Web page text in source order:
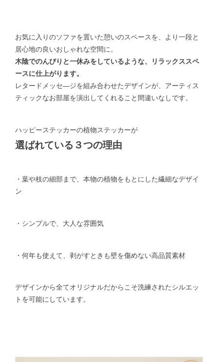
お気に入りのソファを置いた憩いのスペースを、より一段と
居心地の良いおしゃれな空間に。
木陰でのんびりと一休みをしているような、リラックススペ
ースに仕上がります。
レタードメッセ―ジを組み合わせたデザインが、アーティス
ティックなお部屋を演出してくれること間違いなしです。
ハッピーステッカーの植物ステッカーが
選ばれている３つの理由
・葉や枝の細部まで、本物の植物をもとにした繊細なデザイ
ン
・シンプルで、大人な雰囲気
・何年も使えて、剥がすときも壁を傷めない高品質素材
デザインから全てオリジナルだからこそ洗練されたシルエッ
トを可能にしています。